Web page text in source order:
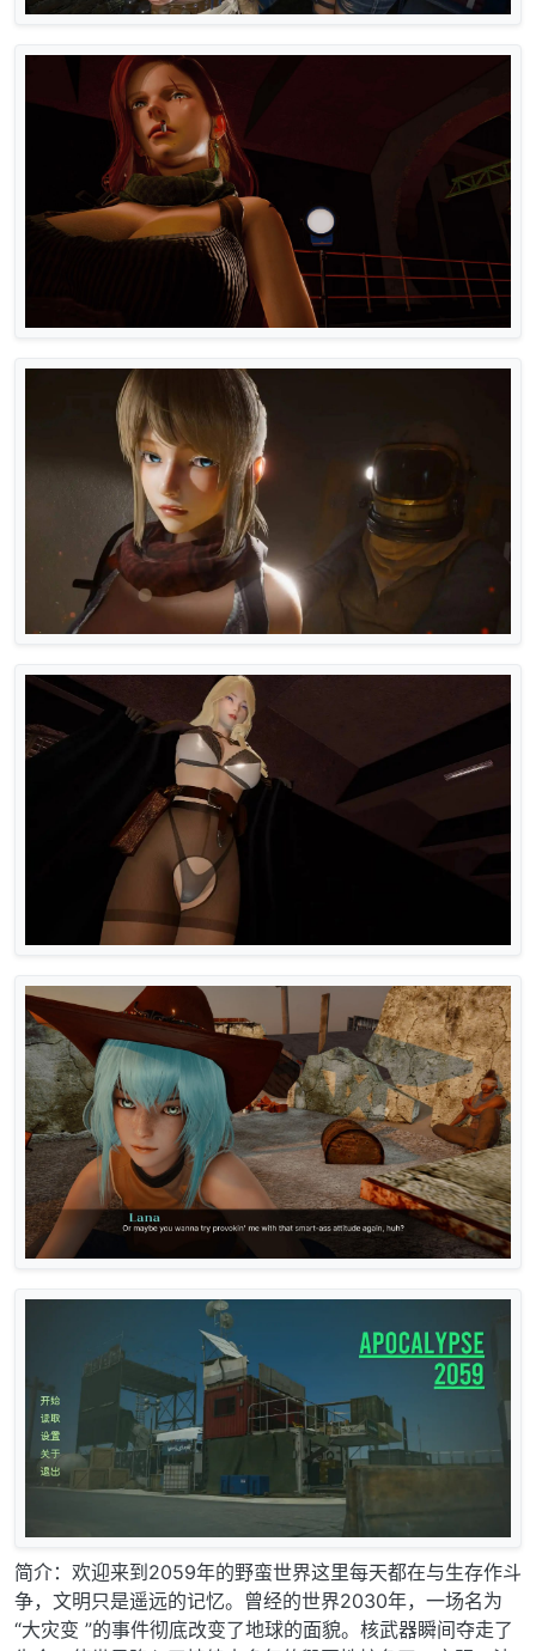
简介：欢迎来到2059年的野蛮世界这里每天都在与生存作斗
争，文明只是遥远的记忆。曾经的世界2030年，一场名为
“大灾变 ”的事件彻底改变了地球的面貌。核武器瞬间夺走了